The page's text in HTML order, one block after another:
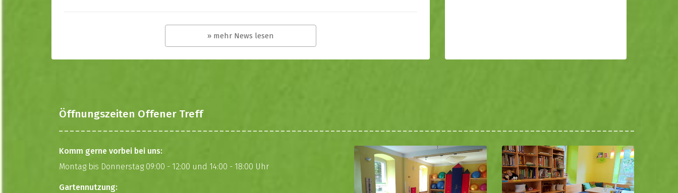
» mehr News lesen
Öffnungszeiten Offener Treff
Komm gerne vorbei bei uns:
Montag bis Donnerstag 09:00 - 12:00 und 14:00 - 18:00 Uhr
Gartennutzung: